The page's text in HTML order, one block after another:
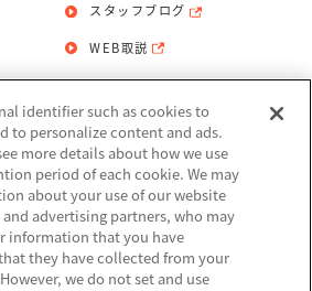
スタッフブログ
WEB取説
せ 個人情報保護方針
Sell or Share My Personal
Information
情報
identifier such as cookies to
to personalize content and ads.
more details about how we use
period of each cookie. We may
about your use of our website
advertising partners, who may
information that you have
they have collected from your
we do not set and use